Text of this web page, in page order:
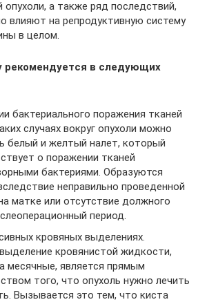
опухоли, а также ряд последствий,
влияют на репродуктивную систему
в целом.
рекомендуется в следующих
бактериального поражения тканей
случаях вокруг опухоли можно
белый и желтый налет, который
о поражении тканей
бактериями. Образуются
неправильно проведенной
матке или отсутствие должного
период.
кровяных выделениях.
кровянистой жидкости,
месячные, является прямым
того, что опухоль нужно лечить
Вызывается это тем, что киста